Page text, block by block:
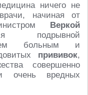
ничего не
начиная от
Веркой
подрывной
больным и
прививок,
совершенно
очень вредных